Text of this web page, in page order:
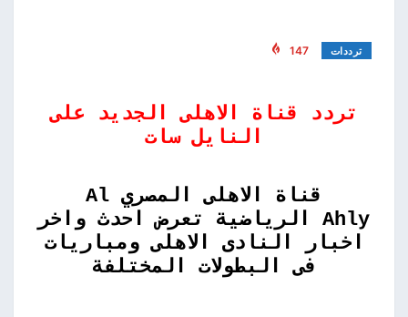
ترددات 147
تردد قناة الاهلى الجديد على
النايل سات
قناة الاهلى المصري Al
Ahly الرياضية تعرض احدث واخر
اخبار النادى الاهلى ومباريات
فى البطولات المختلفة